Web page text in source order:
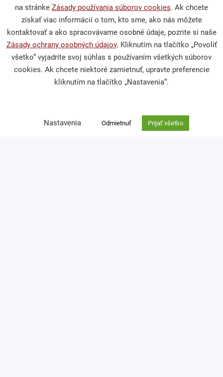
Podporte nás
Darcovská výzva
Nefinančné dary
na stránke Zásady používania súborov cookies. Ak chcete
získať viac informácií o tom, kto sme, ako nás môžete
kontaktovať a ako spracovávame osobné údaje, pozrite si naše
Zásady ochrany osobných údajov. Kliknutím na tlačítko „Povoliť
všetko“ vyjadríte svoj súhlas s používaním všetkých súborov
cookies. Ak chcete niektoré zamietnuť, upravte preferencie
kliknutím na tlačítko „Nastavenia“.
Nastavenia Odmietnuť Prijať všetko